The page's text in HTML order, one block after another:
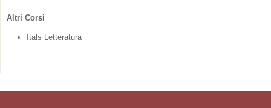
Altri Corsi
Itals Letteratura